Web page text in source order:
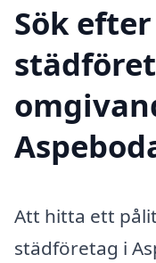
Sök
Att hitta ett
städföretag i